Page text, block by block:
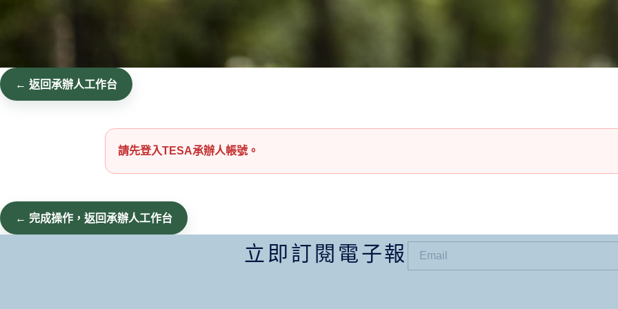
← 返回承辦人工作台
請先登入TESA承辦人帳號。
← 完成操作，返回承辦人工作台
立即訂閱電子報